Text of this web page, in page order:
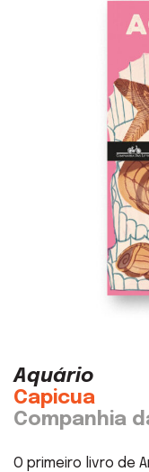
Aquário
Capicua
Companhia
O primeiro livro de